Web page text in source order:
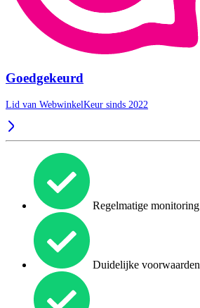
Goedgekeurd
Lid van WebwinkelKeur sinds 2022
Regelmatige monitoring
Duidelijke voorwaarden